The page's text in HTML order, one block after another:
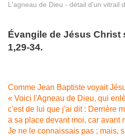
L'agneau de Dieu - détail d'un vitrail
Évangile de Jésus Christ
1,29-34.
Comme Jean Baptiste voyait
« Voici l'Agneau de Dieu, qui
c'est de lui que j'ai dit : Derrière
a sa place devant moi, car avant
Je ne le connaissais pas ; mais,